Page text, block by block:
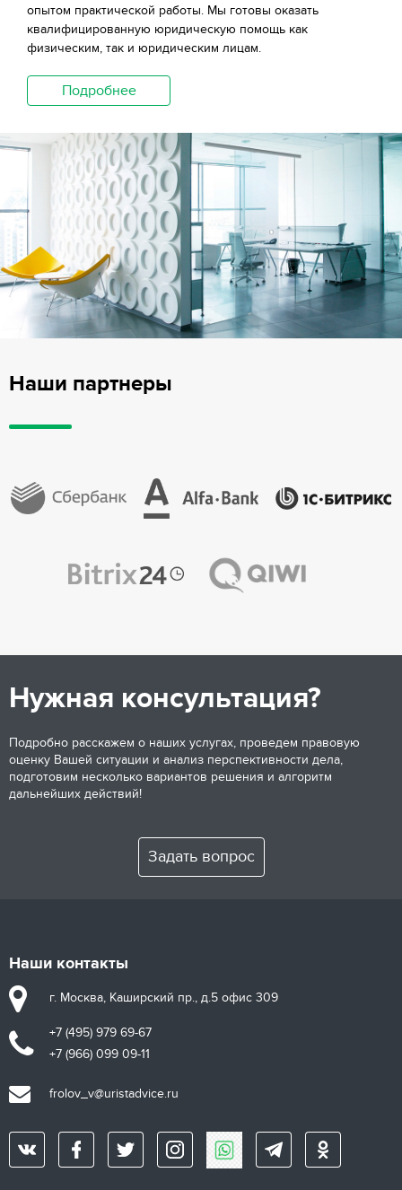
опытом практической работы. Мы готовы оказать
квалифицированную юридическую помощь как
физическим, так и юридическим лицам.
Подробнее
Наши партнеры
Нужная консультация?
Подробно расскажем о наших услугах, проведем правовую
оценку Вашей ситуации и анализ перспективности дела,
подготовим несколько вариантов решения и алгоритм
дальнейших действий!
Задать вопрос
Наши контакты
г. Москва, Каширский пр., д.5 офис 309
+7 (495) 979 69-67
+7 (966) 099 09-11
frolov_v@uristadvice.ru